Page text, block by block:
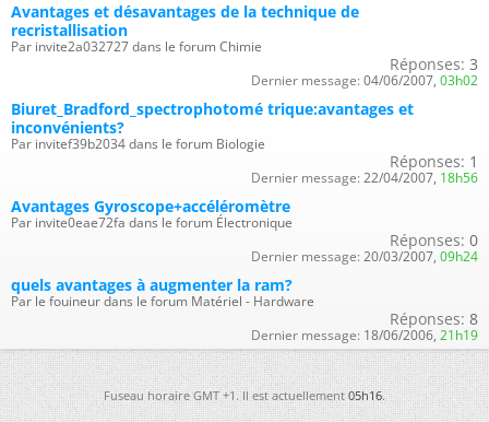
Avantages et désavantages de la technique de
recristallisation
Par invite2a032727 dans le forum Chimie
Réponses: 3
Dernier message: 04/06/2007, 03h02
Biuret_Bradford_spectrophotomé trique:avantages et
inconvénients?
Par invitef39b2034 dans le forum Biologie
Réponses: 1
Dernier message: 22/04/2007, 18h56
Avantages Gyroscope+accéléromètre
Par invite0eae72fa dans le forum Électronique
Réponses: 0
Dernier message: 20/03/2007, 09h24
quels avantages à augmenter la ram?
Par le fouineur dans le forum Matériel - Hardware
Réponses: 8
Dernier message: 18/06/2006, 21h19
Fuseau horaire GMT +1. Il est actuellement05h16.